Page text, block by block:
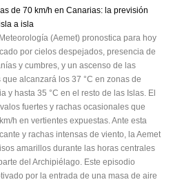
de 70 km/h en Canarias: la previsión
a isla
(Aemet) pronostica para hoy
por cielos despejados, presencia de
y cumbres, y un ascenso de las
alcanzará los 37 °C en zonas de
y hasta 35 °C en el resto de las Islas. El
fuertes y rachas ocasionales que
h en vertientes expuestas. Ante esta
y rachas intensas de viento, la Aemet
amarillos durante las horas centrales
del Archipiélago. Este episodio
por la entrada de una masa de aire